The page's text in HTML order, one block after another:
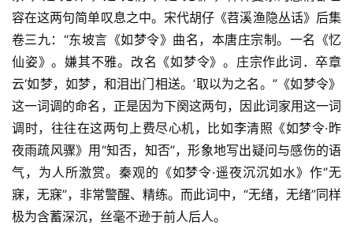
容在这两句简单叹息之中。宋代胡仔《苕溪渔隐丛话》后集
卷三九：“东坡言《如梦令》曲名，本唐庄宗制。一名《忆
仙姿》。嫌其不雅。改名《如梦令》。庄宗作此词．卒章
云‘如梦，如梦，和泪出门相送。’取以为之名。”《如梦令》
这一词调的命名，正是因为下阕这两句，因此词家用这一词
调时，往往在这两句上费尽心机，比如李清照《如梦令·昨
夜雨疏风骤》用“知否，知否”，形象地写出疑问与感伤的语
气，为人所激赏。秦观的《如梦令·遥夜沉沉如水》作“无
寐，无寐”，非常警醒、精练。而此词中，“无绪，无绪”同样
极为含蓄深沉，丝毫不逊于前人后人。